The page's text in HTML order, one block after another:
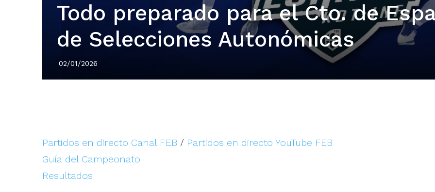
Todo preparado para el Cto. de
de Selecciones Autonómicas
02/01/2026
Partidos en directo Canal FEB / Partidos en directo YouTube FEB
Guía del Campeonato
Resultados